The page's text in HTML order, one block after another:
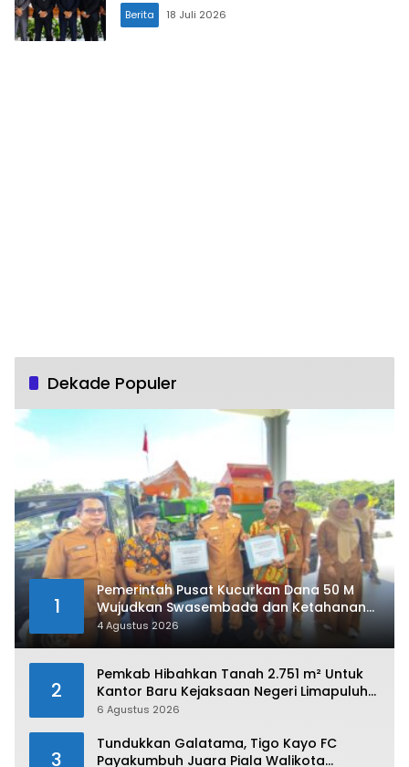
Berita 18 Juli 2026
Dekade Populer
1
Pemerintah Pusat Kucurkan Dana 50 M
Wujudkan Swasembada dan Ketahanan
Pangan di Kabupaten 50 Kota
4 Agustus 2026
2
Pemkab Hibahkan Tanah 2.751 m² Untuk
Kantor Baru Kejaksaan Negeri Limapuluh
Kota
6 Agustus 2026
3
Tundukkan Galatama, Tigo Kayo FC
Payakumbuh Juara Piala Walikota